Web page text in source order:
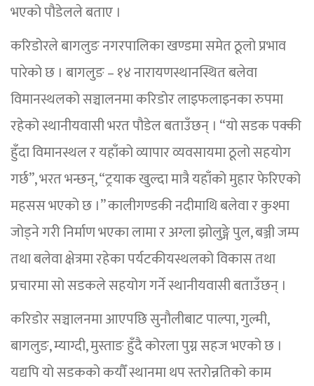
भएको पौडेलले बताए ।
करिडोरले बागलुङ नगरपालिका खण्डमा समेत ठूलो प्रभाव
पारेको छ । बागलुङ – १४ नारायणस्थानस्थित बलेवा
विमानस्थलको सञ्चालनमा करिडोर लाइफलाइनका रुपमा
रहेको स्थानीयवासी भरत पौडेल बताउँछन् । “यो सडक पक्की
हुँदा विमानस्थल र यहाँको व्यापार व्यवसायमा ठूलो सहयोग
गर्छ”, भरत भन्छन्, “ट्रयाक खुल्दा मात्रै यहाँको मुहार फेरिएको
महसस भएको छ ।” कालीगण्डकी नदीमाथि बलेवा र कुश्मा
जोड्ने गरी निर्माण भएका लामा र अग्ला झोलुङ्गे पुल, बञ्जी जम्प
तथा बलेवा क्षेत्रमा रहेका पर्यटकीयस्थलको विकास तथा
प्रचारमा सो सडकले सहयोग गर्ने स्थानीयवासी बताउँछन् ।
करिडोर सञ्चालनमा आएपछि सुनौलीबाट पाल्पा, गुल्मी,
बागलुङ, म्याग्दी, मुस्ताङ हुँदै कोरला पुग्न सहज भएको छ ।
यद्यपि यो सडकको कयौँ स्थानमा थप स्तरोन्नतिको काम